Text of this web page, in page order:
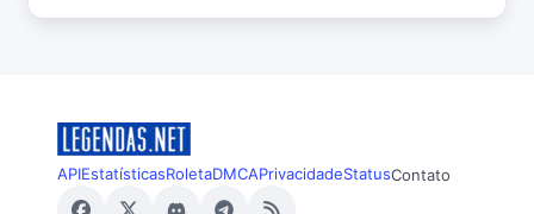
APIEstatísticasRoletaDMCAPrivacidadeStatusContato